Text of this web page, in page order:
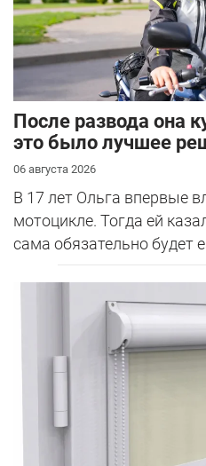
После развода она
это было лучшее
06 августа 2026
В 17 лет Ольга впервые
мотоцикле. Тогда ей
сама обязательно будет